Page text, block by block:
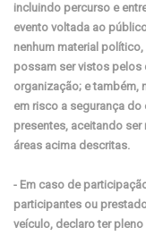
incluindo percurso e
evento voltada ao
nenhum material
possam ser vistos pelos
organização; e também,
em risco a segurança
presentes, aceitando
áreas acima descritas.
- Em caso de
participantes ou
veículo, declaro ter